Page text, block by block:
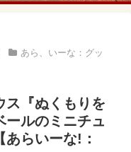
あら、いーな：グッ
ス『ぬくもりを
ールのミニチュ
らいーな!：